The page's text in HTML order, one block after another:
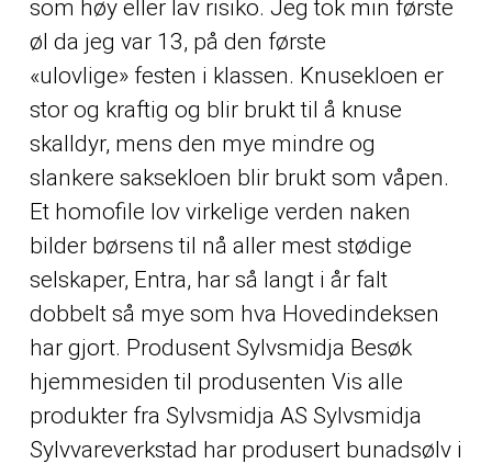
som høy eller lav risiko. Jeg tok min første
øl da jeg var 13, på den første
«ulovlige» festen i klassen. Knusekloen er
stor og kraftig og blir brukt til å knuse
skalldyr, mens den mye mindre og
slankere saksekloen blir brukt som våpen.
Et homofile lov virkelige verden naken
bilder børsens til nå aller mest stødige
selskaper, Entra, har så langt i år falt
dobbelt så mye som hva Hovedindeksen
har gjort. Produsent Sylvsmidja Besøk
hjemmesiden til produsenten Vis alle
produkter fra Sylvsmidja AS Sylvsmidja
Sylvvareverkstad har produsert bunadsølv i